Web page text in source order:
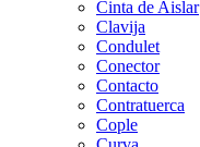
Cinta de Aislar
Clavija
Condulet
Conector
Contacto
Contratuerca
Cople